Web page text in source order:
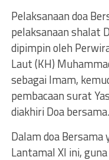
Pelaksanaan doa
pelaksanaan shalat
dipimpin oleh
Laut (KH)
sebagai Imam,
pembacaan surat
diakhiri Doa bersama.
Dalam doa Bersama
Lantamal XI ini,